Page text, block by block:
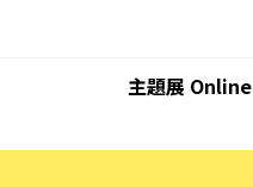
主題展 Online